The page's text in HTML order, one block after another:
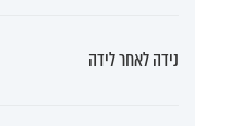
נידה לאחר לידה